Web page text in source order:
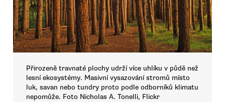
Přirozeně travnaté plochy udrží více uhlíku v půdě než
lesní ekosystémy. Masivní vysazování stromů místo
luk, savan nebo tundry proto podle odborníků klimatu
nepomůže. Foto Nicholas A. Tonelli, Flickr